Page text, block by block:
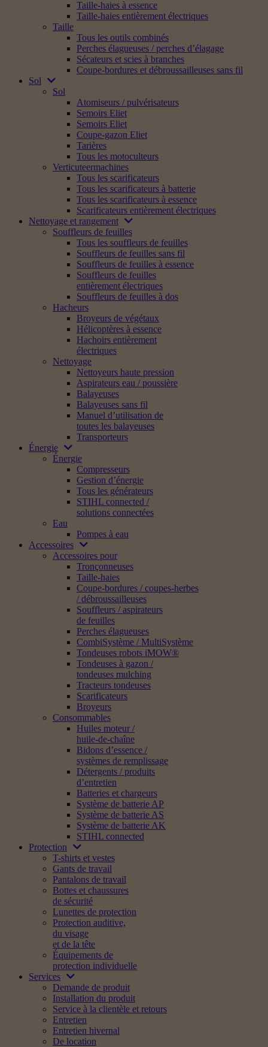
Taille-haies à essence
Taille-haies entièrement électriques
Taille
Tous les outils combinés
Perches élagueuses / perches d’élagage
Sécateurs et scies à branches
Coupe-bordures et débroussailleuses sans fil
Sol
Sol
Atomiseurs / pulvérisateurs
Semoirs Eliet
Semoirs Eliet
Coupe-gazon Eliet
Tarières
Tous les motoculteurs
Verticuteermachines
Tous les scarificateurs
Tous les scarificateurs à batterie
Tous les scarificateurs à essence
Scarificateurs entièrement électriques
Nettoyage et rangement
Souffleurs de feuilles
Tous les souffleurs de feuilles
Souffleurs de feuilles sans fil
Souffleurs de feuilles à essence
Souffleurs de feuilles
entièrement électriques
Souffleurs de feuilles à dos
Hacheurs
Broyeurs de végétaux
Hélicoptères à essence
Hachoirs entièrement
électriques
Nettoyage
Nettoyeurs haute pression
Aspirateurs eau / poussière
Balayeuses
Balayeuses sans fil
Manuel d’utilisation de
toutes les balayeuses
Transporteurs
Énergie
Énergie
Compresseurs
Gestion d’énergie
Tous les générateurs
STIHL connected /
solutions connectées
Eau
Pompes à eau
Accessoires
Accessoires pour
Tronçonneuses
Taille-haies
Coupe-bordures / coupes-herbes
/ débroussailleuses
Souffleurs / aspirateurs
de feuilles
Perches élagueuses
CombiSystème / MultiSystème
Tondeuses robots iMOW®
Tondeuses à gazon /
tondeuses mulching
Tracteurs tondeuses
Scarificateurs
Broyeurs
Consommables
Huiles moteur /
huile-de-chaîne
Bidons d’essence /
systèmes de remplissage
Détergents / produits
d’entretien
Batteries et chargeurs
Système de batterie AP
Système de batterie AS
Système de batterie AK
STIHL connected
Protection
T-shirts et vestes
Gants de travail
Pantalons de travail
Bottes et chaussures
de sécurité
Lunettes de protection
Protection auditive,
du visage
et de la tête
Équipements de
protection individuelle
Services
Demande de produit
Installation du produit
Service à la clientèle et retours
Entretien
Entretien hivernal
De location